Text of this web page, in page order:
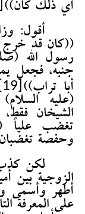
أي ذلك كان))
أقول:
((كان قد خرج
رسول الله
جنبه، فجعل
أبا تراب))
(عليه
الشيخان
تغضب علياً
وحفصة تغضبان
لكن
الزوجية بين
أطهر وأسمى
على المعرفة